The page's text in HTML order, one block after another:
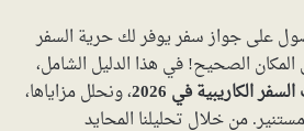
على جواز سفر يوفر لك حرية السفر
المكان الصحيح! في هذا الدليل الشامل،
الكاريبية في 2026
، ونحلل مزاياها،
من خلال تحليلنا المحايد